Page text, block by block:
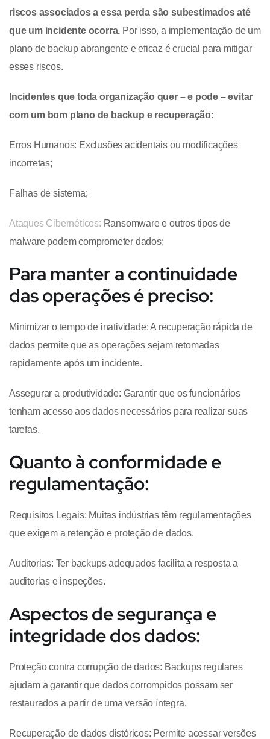
riscos associados a essa perda são subestimados até
que um incidente ocorra. Por isso, a implementação de um
plano de backup abrangente e eficaz é crucial para mitigar
esses riscos.
Incidentes que toda organização quer – e pode – evitar
com um bom plano de backup e recuperação:
Erros Humanos: Exclusões acidentais ou modificações
incorretas;
Falhas de sistema;
Ataques Cibernéticos: Ransomware e outros tipos de
malware podem comprometer dados;
Para manter a continuidade
das operações é preciso:
Minimizar o tempo de inatividade: A recuperação rápida de
dados permite que as operações sejam retomadas
rapidamente após um incidente.
Assegurar a produtividade: Garantir que os funcionários
tenham acesso aos dados necessários para realizar suas
tarefas.
Quanto à conformidade e
regulamentação:
Requisitos Legais: Muitas indústrias têm regulamentações
que exigem a retenção e proteção de dados.
Auditorias: Ter backups adequados facilita a resposta a
auditorias e inspeções.
Aspectos de segurança e
integridade dos dados:
Proteção contra corrupção de dados: Backups regulares
ajudam a garantir que dados corrompidos possam ser
restaurados a partir de uma versão íntegra.
Recuperação de dados distóricos: Permite acessar versões